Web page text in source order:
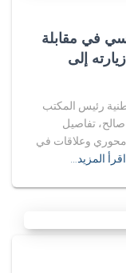
في مقابلة
إلى
رئيس المكتب
تفاصيل
محوري وعلاقات في
اقرأ المزيد…